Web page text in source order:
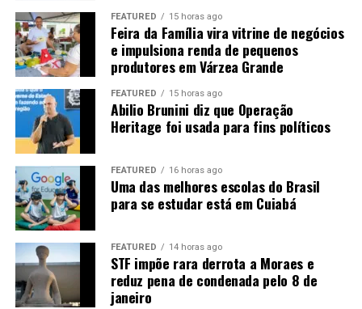
Quanto maior a produção industrial, maior também é a
necessidade de encontrar mercados fora do estado. No
caso do etanol, a previsão é produzir 8,4 bilhões de
litros neste ano, mas apenas 1,1 bilhão deve ser
consumido em Mato Grosso. Os outros 7,3 bilhões
precisam ser transportados para outros mercados.
“Então nós temos um desafio aí para levar
biocombustíveis”
está a implantação de umetanoldutopara conectar
Mato Grosso aos grandes centros consumidores, como
São Paulo e Rio de Janeiro.
um etanolduto. Nós já estamos fazendo um projeto, tem
alguns trabalhos nesse sentido”
A expansão ferroviária, a duplicação da BR-163 e a
FEATURED 15 horas ago
Feira da Família vira vitrine de negócios
e impulsiona renda de pequenos
produtores em Várzea Grande
FEATURED 15 horas ago
Abilio Brunini diz que Operação
Heritage foi usada para fins políticos
FEATURED 16 horas ago
Uma das melhores escolas do Brasil
para se estudar está em Cuiabá
FEATURED 14 horas ago
STF impõe rara derrota a Moraes e
reduz pena de condenada pelo 8 de
janeiro